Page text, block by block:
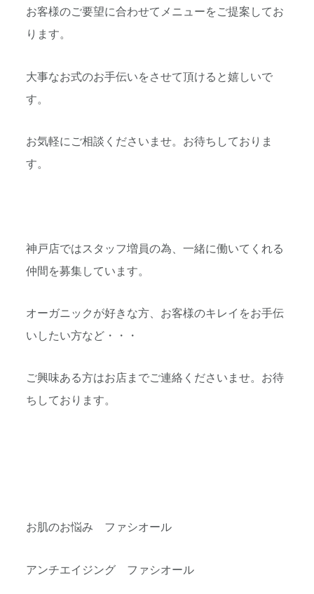
お客様のご要望に合わせてメニューをご提案してお
ります。
大事なお式のお手伝いをさせて頂けると嬉しいで
す。
お気軽にご相談くださいませ。お待ちしておりま
す。
神戸店ではスタッフ増員の為、一緒に働いてくれる
仲間を募集しています。
オーガニックが好きな方、お客様のキレイをお手伝
いしたい方など・・・
ご興味ある方はお店までご連絡くださいませ。お待
ちしております。
お肌のお悩み ファシオール
アンチエイジング ファシオール